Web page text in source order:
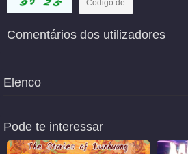
Comentários dos utilizadores
Elenco
Pode te interessar